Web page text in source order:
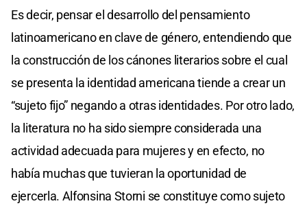
Es decir, pensar el desarrollo del pensamiento
latinoamericano en clave de género, entendiendo que
la construcción de los cánones literarios sobre el cual
se presenta la identidad americana tiende a crear un
“sujeto fijo” negando a otras identidades. Por otro lado,
la literatura no ha sido siempre considerada una
actividad adecuada para mujeres y en efecto, no
había muchas que tuvieran la oportunidad de
ejercerla. Alfonsina Storni se constituye como sujeto